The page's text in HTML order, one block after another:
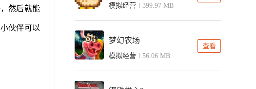
然后就能
伙伴可以
模拟经营 399.97 MB
梦幻农场
模拟经营 56.06 MB
查看